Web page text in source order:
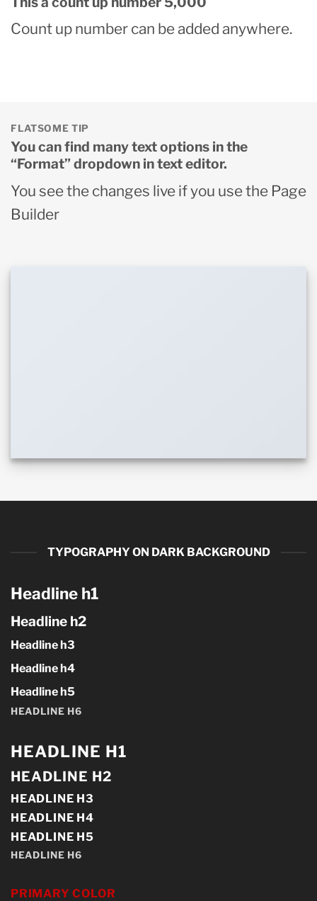
Count up number can be added anywhere.
FLATSOME TIP
You can find many text options in the
“Format” dropdown in text editor.
You see the changes live if you use the Page
Builder
TYPOGRAPHY ON DARK BACKGROUND
Headline h1
Headline h2
Headline h3
Headline h4
Headline h5
HEADLINE H6
HEADLINE H1
HEADLINE H2
HEADLINE H3
HEADLINE H4
HEADLINE H5
HEADLINE H6
PRIMARY COLOR